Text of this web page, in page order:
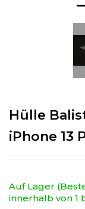
Hülle
iPhone 13
Auf Lager
innerhalb von 1